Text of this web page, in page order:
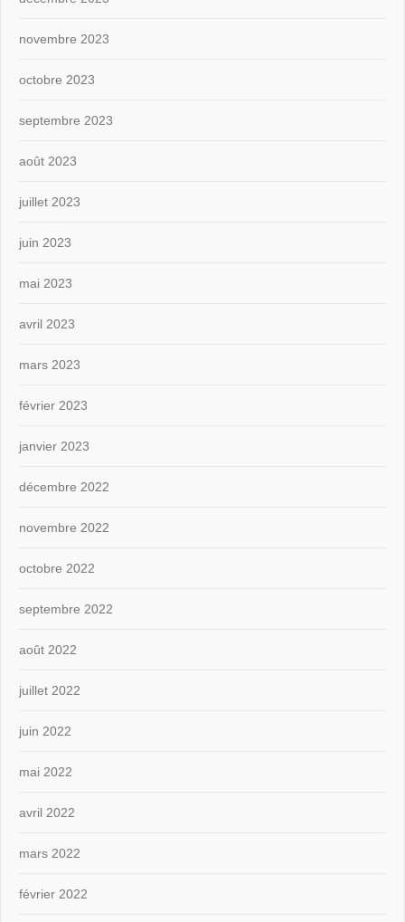
novembre 2023
octobre 2023
septembre 2023
août 2023
juillet 2023
juin 2023
mai 2023
avril 2023
mars 2023
février 2023
janvier 2023
décembre 2022
novembre 2022
octobre 2022
septembre 2022
août 2022
juillet 2022
juin 2022
mai 2022
avril 2022
mars 2022
février 2022